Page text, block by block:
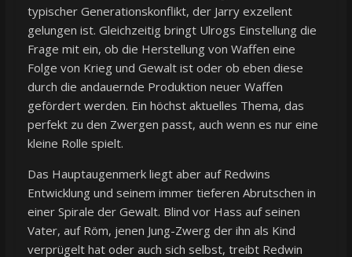
typischer Generationskonflikt, der Jarry exzellent
gelungen ist. Gleichzeitig bringt Ulrogs Einstellung die
Frage mit ein, ob die Herstellung von Waffen eine
Folge von Krieg und Gewalt ist oder ob eben diese
durch die andauernde Produktion neuer Waffen
gefördert werden. Ein höchst aktuelles Thema, das
perfekt zu den Zwergen passt, auch wenn es nur eine
kleine Rolle spielt.
Das Hauptaugenmerk liegt aber auf Redwins
Entwicklung und seinem immer tieferen Abrutschen in
einer Spirale der Gewalt. Blind vor Hass auf seinen
Vater, auf Röm, jenen Jung-Zwerg der ihn als Kind
verprügelt hat oder auch sich selbst, treibt Redwin